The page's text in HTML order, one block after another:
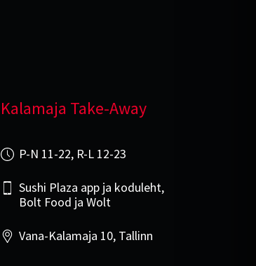
Kalamaja Take-Away
P-N 11-22, R-L 12-23
Sushi Plaza app ja koduleht,
Bolt Food ja Wolt
Vana-Kalamaja 10, Tallinn